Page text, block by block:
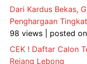
Dari Kardus Bekas,
Penghargaan
98 views
posted
CEK ! Daftar Calon
Rejang Lebong